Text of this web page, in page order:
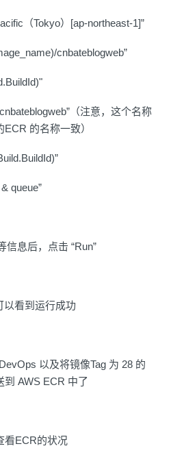
（Tokyo）[ap-northeast-1]”
cnbateblogweb”
（注意，这个名称
的名称一致）
queue”
信息后，点击 “Run”
以看到运行成功
以及将镜像Tag 为 28 的
到 AWS ECR 中了
看ECR的状况